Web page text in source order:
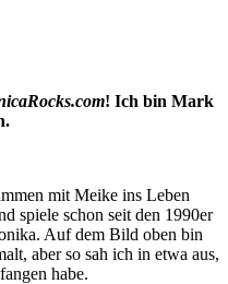
! Ich bin Mark
mit Meike ins Leben
spiele schon seit den 1990er
Auf dem Bild oben bin
aber so sah ich in etwa aus,
habe.